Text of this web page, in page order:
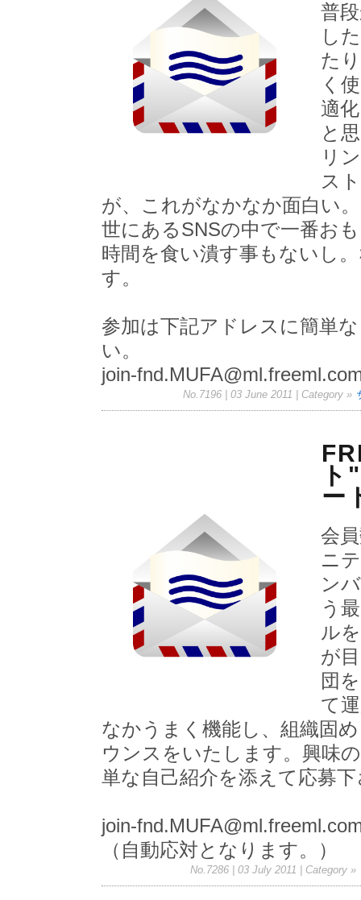
普
し
た
く
適
と
リ
ス
が、これがなかなか面白い
世にあるSNSの中で一番お
時間を食い潰す事もないし
す。
参加は下記アドレスに簡単
い。
join-
No.7196 | 03 June 2011 | Category »
ト
ー
会
ニ
ン
う
ル
が
団
て
なかうまく機能し、組織固
ウンスをいたします。興味
単な自己紹介を添えて応募
join-
（自動応対となります。）
No.7286 | 03 July 2011 | Category »